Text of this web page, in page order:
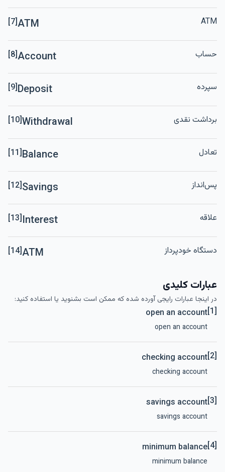
[7]ATM ATM
[8]Account حساب
[9]Deposit سپرده
[10]Withdrawal برداشت نقدی
[11]Balance تعادل
[12]Savings پس‌انداز
[13]Interest علاقه
[14]ATM دستگاه خودپرداز
عبارات کلیدی
در اینجا عبارات رایجی آورده شده که ممکن است بشنوید یا استفاده کنید:
[1]
open an account
open an account
[2]
checking account
checking account
[3]
savings account
savings account
[4]
minimum balance
minimum balance